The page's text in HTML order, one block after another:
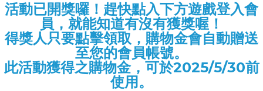
活動已開獎囉！趕快點入下方遊戲登入會
員，就能知道有沒有獲獎喔！
得獎人只要點擊領取，購物金會自動贈送
至您的會員帳號。
此活動獲得之購物金，可於2025/5/30前
使用。